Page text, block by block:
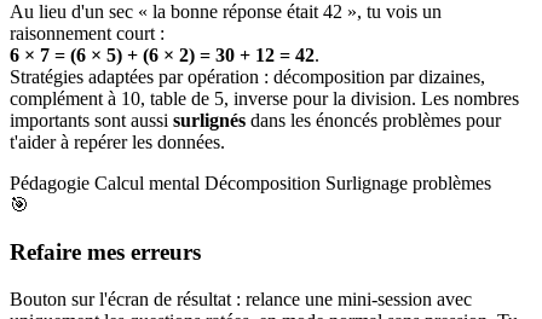
Au lieu d'un sec « la bonne réponse était 42 », tu vois un
raisonnement court :
6 × 7 = (6 × 5) + (6 × 2) = 30 + 12 = 42.
Stratégies adaptées par opération : décomposition par dizaines,
complément à 10, table de 5, inverse pour la division. Les nombres
importants sont aussi surlignés dans les énoncés problèmes pour
t'aider à repérer les données.
Pédagogie Calcul mental Décomposition Surlignage problèmes
🎯
Refaire mes erreurs
Bouton sur l'écran de résultat : relance une mini-session avec